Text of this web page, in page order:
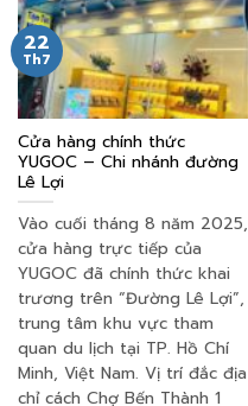
Cửa hàng chính thức
YUGOC – Chi nhánh đường
Lê Lợi
Vào cuối tháng 8 năm 2025,
cửa hàng trực tiếp của
YUGOC đã chính thức khai
trương trên “Đường Lê Lợi”,
trung tâm khu vực tham
quan du lịch tại TP. Hồ Chí
Minh, Việt Nam. Vị trí đắc địa
chỉ cách Chợ Bến Thành 1
22
Th7